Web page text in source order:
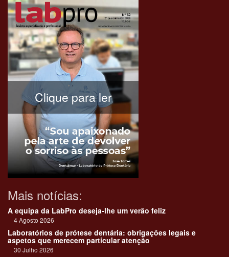
Clique para ler
Mais notícias:
A equipa da LabPro deseja-lhe um verão feliz
4 Agosto 2026
Laboratórios de prótese dentária: obrigações legais e
aspetos que merecem particular atenção
30 Julho 2026